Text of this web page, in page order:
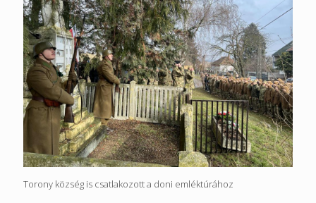
Torony község is csatlakozott a doni emléktúrához